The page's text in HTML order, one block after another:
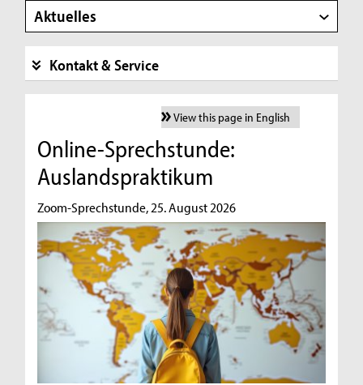
Aktuelles
Kontakt & Service
View this page in English
Online-Sprechstunde:
Auslandspraktikum
Zoom-Sprechstunde, 25. August 2026